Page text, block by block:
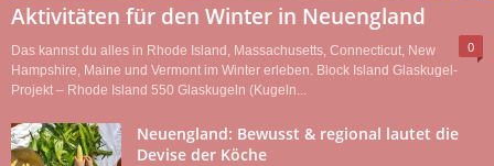
Aktivitäten für den Winter in Neuengland
0
Das kannst du alles in Rhode Island, Massachusetts, Connecticut, New
Hampshire, Maine und Vermont im Winter erleben. Block Island Glaskugel-
Projekt – Rhode Island 550 Glaskugeln (Kugeln...
Neuengland: Bewusst & regional lautet die
Devise der Köche